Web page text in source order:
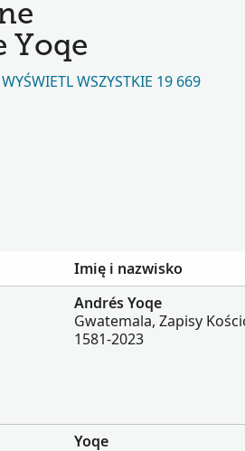
Yoqe
WYŚWIETL WSZYSTKIE 19 669
Imię i nazwisko
Andrés Yoqe
Gwatemala, Zapisy
1581-2023
Yoqe